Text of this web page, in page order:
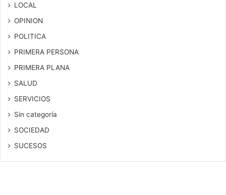
LOCAL
OPINION
POLITICA
PRIMERA PERSONA
PRIMERA PLANA
SALUD
SERVICIOS
Sin categoría
SOCIEDAD
SUCESOS